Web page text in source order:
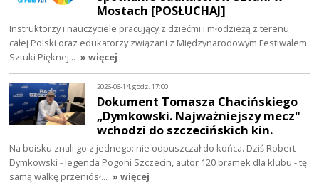
Mostach [POSŁUCHAJ]
Instruktorzy i nauczyciele pracujący z dziećmi i młodzieżą z terenu
całej Polski oraz edukatorzy związani z Międzynarodowym Festiwalem
Sztuki Pięknej… » więcej
2026-06-14, godz. 17:00
Dokument Tomasza Chacińskiego
„Dymkowski. Najważniejszy mecz"
wchodzi do szczecińskich kin.
Na boisku znali go z jednego: nie odpuszczał do końca. Dziś Robert
Dymkowski - legenda Pogoni Szczecin, autor 120 bramek dla klubu - tę
samą walkę przeniósł… » więcej